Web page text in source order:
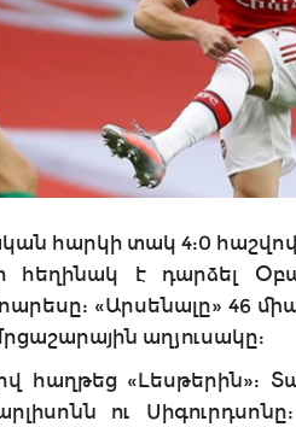
հարկի տակ 4:0
հեղինակ է դարձել
«Արսենալը» 46
աղյուսակը:
հաղթեց «Լեսթերին»:
ու Սիգուրդսոնը: